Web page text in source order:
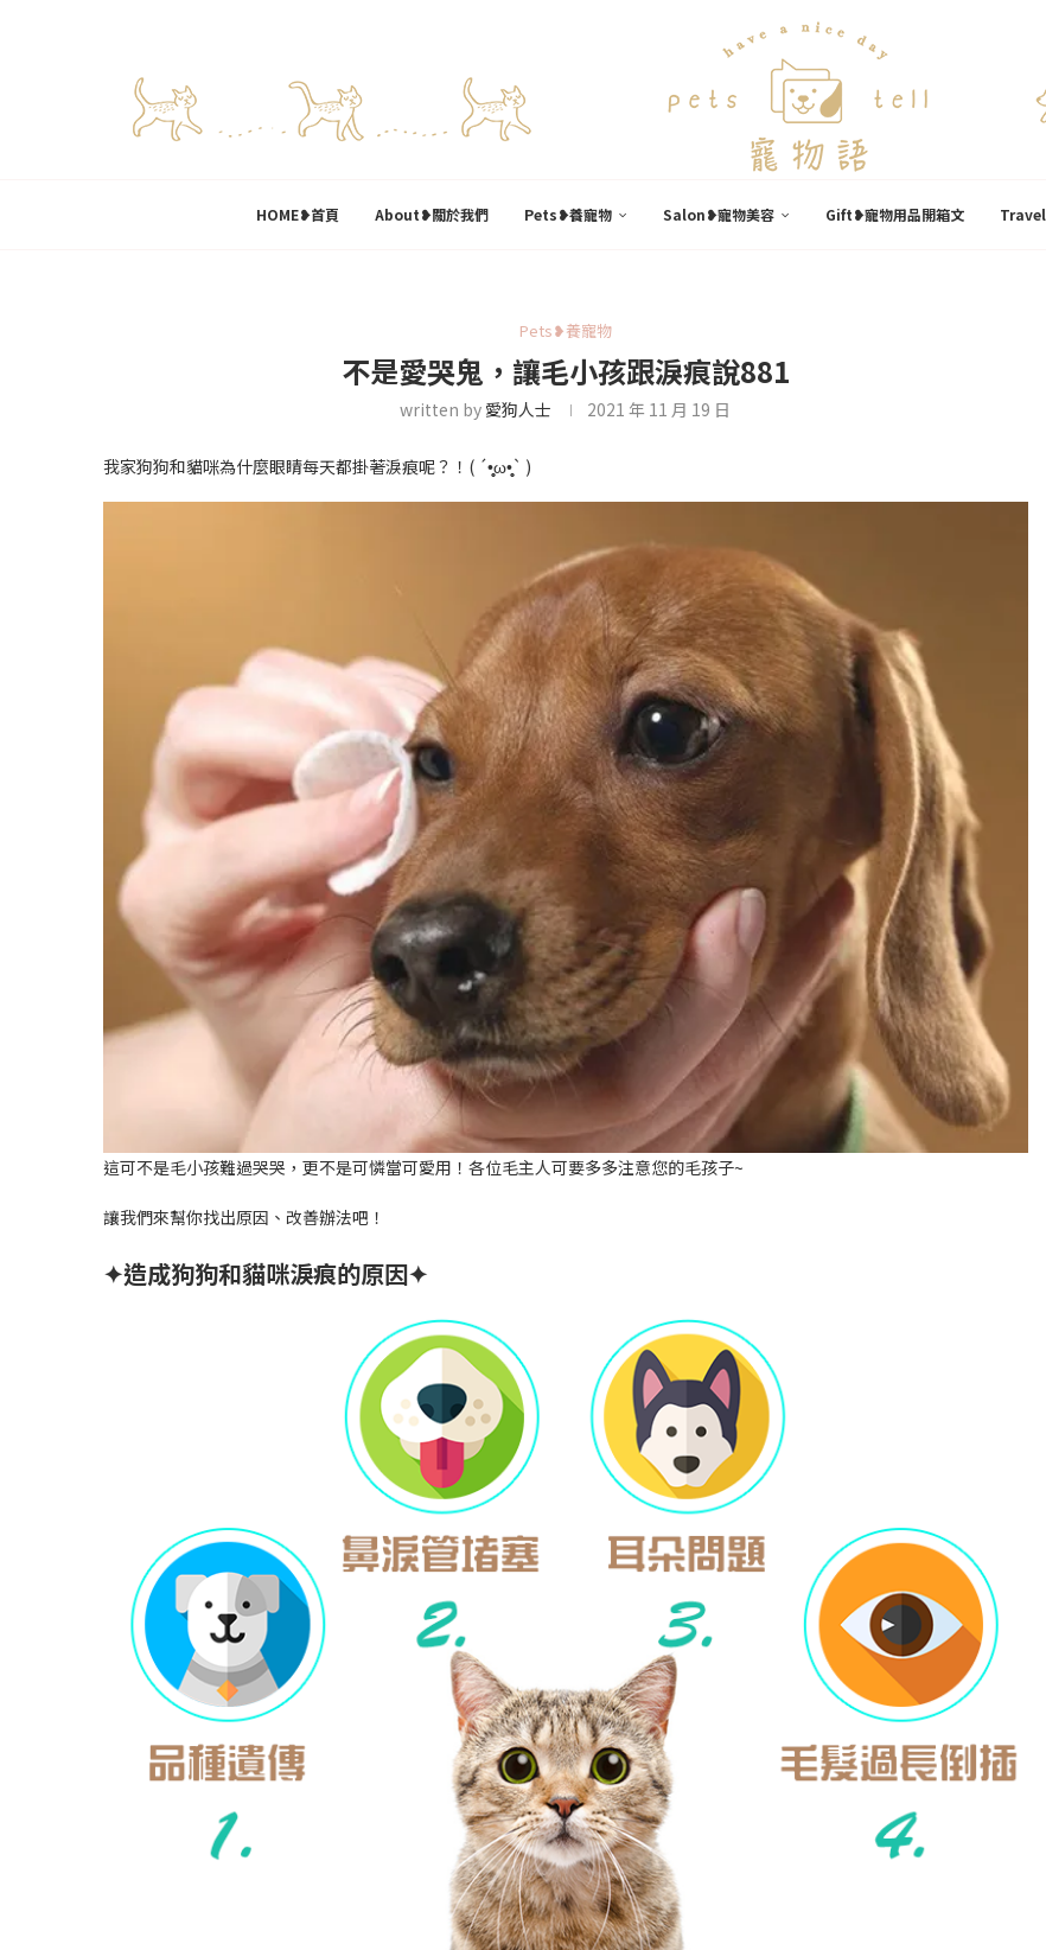
HOME❥首頁 About❥關於我們 Pets❥養寵物 Salon❥寵物美容 Gift❥寵物用品開箱文
Pets❥養寵物
不是愛哭鬼，讓毛小孩跟淚痕說881
written by 愛狗人士 2021 年 11 月 19 日
我家狗狗和貓咪為什麼眼睛每天都掛著淚痕呢？！( ´•̥̥̥ω•̥̥̥` )
這可不是毛小孩難過哭哭，更不是可憐當可愛用！各位毛主人可要多多注意您的毛孩子~
讓我們來幫你找出原因、改善辦法吧！
✦造成狗狗和貓咪淚痕的原因✦